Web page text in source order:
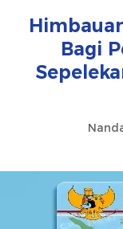
Bagi